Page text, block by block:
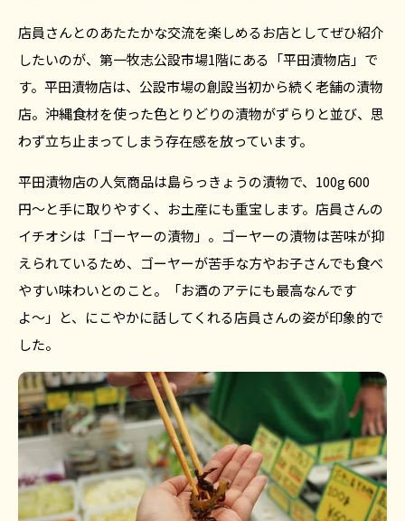
店員さんとのあたたかな交流を楽しめるお店としてぜひ紹介
したいのが、第一牧志公設市場1階にある「平田漬物店」で
す。平田漬物店は、公設市場の創設当初から続く老舗の漬物
店。沖縄食材を使った色とりどりの漬物がずらりと並び、思
わず立ち止まってしまう存在感を放っています。
平田漬物店の人気商品は島らっきょうの漬物で、100g 600
円〜と手に取りやすく、お土産にも重宝します。店員さんの
イチオシは「ゴーヤーの漬物」。ゴーヤーの漬物は苦味が抑
えられているため、ゴーヤーが苦手な方やお子さんでも食べ
やすい味わいとのこと。「お酒のアテにも最高なんです
よ〜」と、にこやかに話してくれる店員さんの姿が印象的で
した。